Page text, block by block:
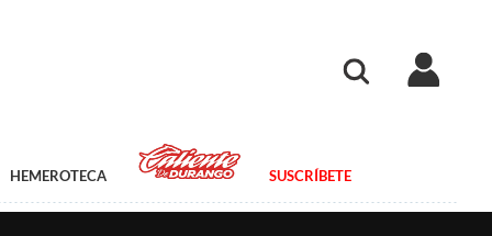
HEMEROTECA SUSCRÍBETE